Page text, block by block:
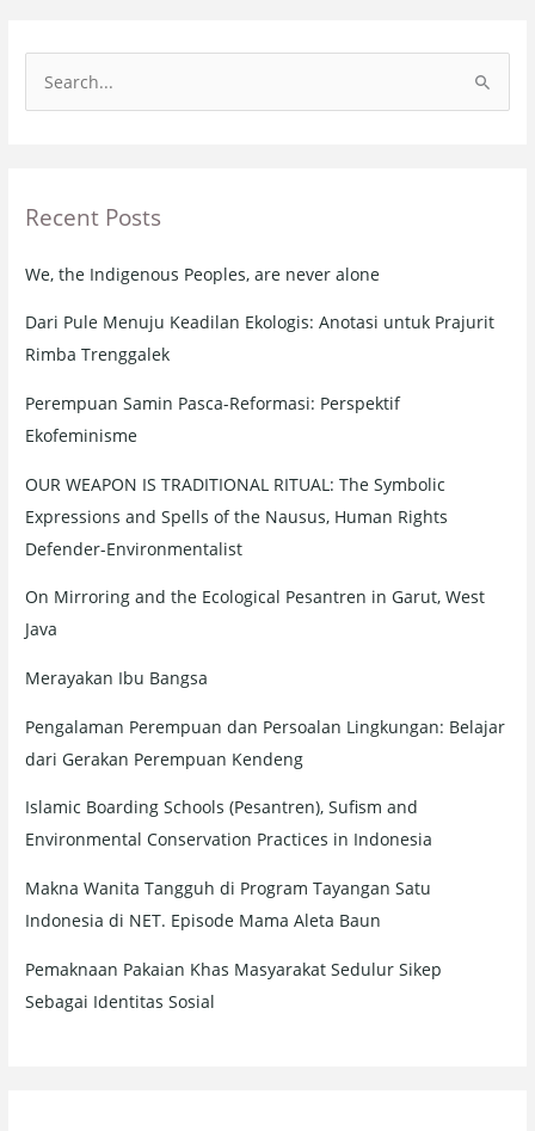
e
c
f
o
r
Recent Posts
We, the Indigenous Peoples, are never alone
Dari Pule Menuju Keadilan Ekologis: Anotasi untuk Prajurit
Rimba Trenggalek
Perempuan Samin Pasca-Reformasi: Perspektif
Ekofeminisme
OUR WEAPON IS TRADITIONAL RITUAL: The Symbolic
Expressions and Spells of the Nausus, Human Rights
Defender-Environmentalist
On Mirroring and the Ecological Pesantren in Garut, West
Java
Merayakan Ibu Bangsa
Pengalaman Perempuan dan Persoalan Lingkungan: Belajar
dari Gerakan Perempuan Kendeng
Islamic Boarding Schools (Pesantren), Sufism and
Environmental Conservation Practices in Indonesia
Makna Wanita Tangguh di Program Tayangan Satu
Indonesia di NET. Episode Mama Aleta Baun
Pemaknaan Pakaian Khas Masyarakat Sedulur Sikep
Sebagai Identitas Sosial